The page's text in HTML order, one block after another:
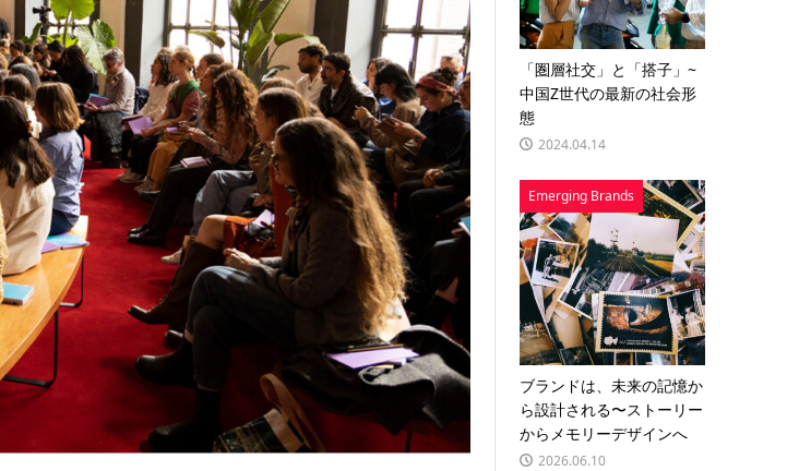
「圏層社交」と「搭子」~
中国Z世代の最新の社会形
態
2024.04.14
Emerging Brands
ブランドは、未来の記憶か
ら設計される〜ストーリー
からメモリーデザインへ
2026.06.10